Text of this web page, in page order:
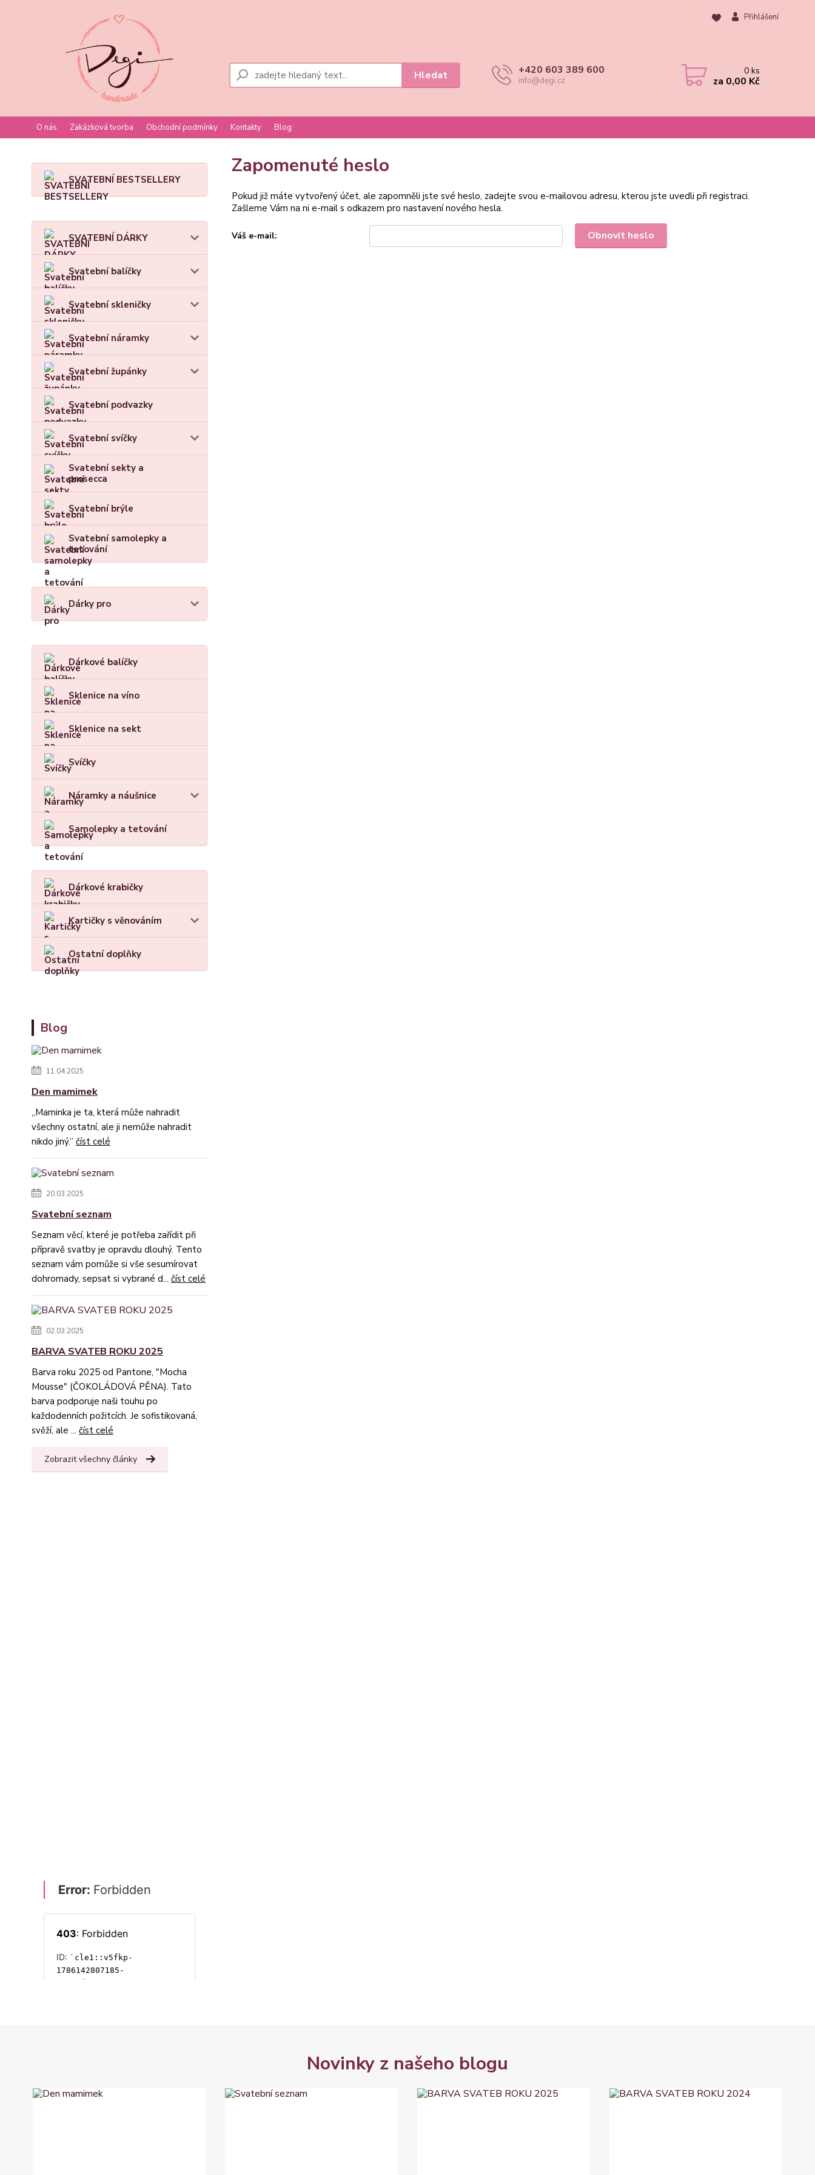
O nás Zakázková tvorba Obchodní podmínky Kontakty Blog
Přihlášení
Hledat +420 603 389 600
info@degi.cz
0ks
za 0,00 Kč
SVATEBNÍ BESTSELLERY
SVATEBNÍ DÁRKY
Svatební balíčky
Svatební skleničky
Svatební náramky
Svatební župánky
Svatební podvazky
Svatební svíčky
Svatební sekty a
prosecca
Svatební brýle
Svatební samolepky a
tetování
Dárky pro
Dárkové balíčky
Sklenice na víno
Sklenice na sekt
Svíčky
Náramky a náušnice
Samolepky a tetování
Dárkové krabičky
Kartičky s věnováním
Ostatní doplňky
Blog
11.04.2025
Den mamimek
„Maminka je ta, která může nahradit
všechny ostatní, ale ji nemůže nahradit
nikdo jiný.” číst celé
20.03.2025
Svatební seznam
Seznam věcí, které je potřeba zařídit při
přípravě svatby je opravdu dlouhý. Tento
seznam vám pomůže si vše sesumírovat
dohromady, sepsat si vybrané d... číst celé
02.03.2025
BARVA SVATEB ROKU 2025
Barva roku 2025 od Pantone, "Mocha
Mousse" (ČOKOLÁDOVÁ PĚNA). Tato
barva podporuje naši touhu po
každodenních požitcích. Je sofistikovaná,
svěží, ale ... číst celé
Zobrazit všechny články
Zapomenuté heslo
Pokud již máte vytvořený účet, ale zapomněli jste své heslo, zadejte svou e-mailovou adresu, kterou jste uvedli při registraci.
Zašleme Vám na ni e-mail s odkazem pro nastavení nového hesla.
Váš e-mail: Obnovit heslo
Novinky z našeho blogu